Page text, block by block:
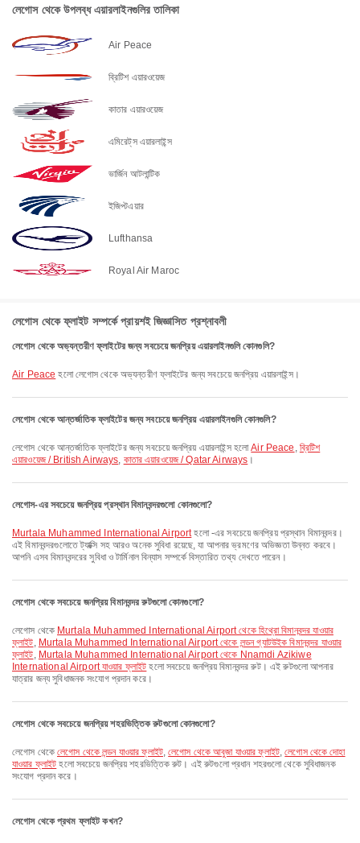
লেগোস থেকে উপলব্ধ এয়ারলাইনগুলির তালিকা
Air Peace
ব্রিটিশ এয়ারওয়েজ
কাতার এয়ারওয়েজ
এমিরেট্‌স এয়ারলাইন্স
ভার্জিন আটলান্টিক
ইজিপ্টএয়ার
Lufthansa
Royal Air Maroc
লেগোস থেকে ফ্লাইট সম্পর্কে প্রায়শই জিজ্ঞাসিত প্রশ্নাবলী
লেগোস থেকে অভ্যন্তরীণ ফ্লাইটের জন্য সবচেয়ে জনপ্রিয় এয়ারলাইনগুলি কোনগুলি?
Air Peace হলো লেগোস থেকে অভ্যন্তরীণ ফ্লাইটের জন্য সবচেয়ে জনপ্রিয় এয়ারলাইন্স।
লেগোস থেকে আন্তর্জাতিক ফ্লাইটের জন্য সবচেয়ে জনপ্রিয় এয়ারলাইনগুলি কোনগুলি?
লেগোস থেকে আন্তর্জাতিক ফ্লাইটের জন্য সবচেয়ে জনপ্রিয় এয়ারলাইন্স হলোAir Peace , ব্রিটিশ
এয়ারওয়েজ / British Airways, কাতার এয়ারওয়েজ / Qatar Airways ।
লেগোস-এর সবচেয়ে জনপ্রিয় প্রস্থান বিমানবন্দরগুলো কোনগুলো?
Murtala Muhammed International Airportহলো -এর সবচেয়ে জনপ্রিয় প্রস্থান বিমানবন্দর।
এই বিমানবন্দরগুলোতে ট্যাক্সি সহ আরও অনেক সুবিধা রয়েছে, যা আপনার ভ্রমণের অভিজ্ঞতা উন্নত করবে।
আপনি এসব বিমানবন্দরের সুবিধা ও টার্মিনাল বিন্যাস সম্পর্কে বিস্তারিত তথ্য দেখতে পারেন।
লেগোস থেকে সবচেয়ে জনপ্রিয় বিমানবন্দর রুটগুলো কোনগুলো?
লেগোস থেকে Murtala Muhammed International Airport থেকে হিথ্রো বিমানবন্দর যাওয়ার
ফ্লাইট, Murtala Muhammed International Airport থেকে লন্ডন গ্যাটউইক বিমানবন্দর যাওয়ার
ফ্লাইট, Murtala Muhammed International Airport থেকে Nnamdi Azikiwe
International Airport যাওয়ার ফ্লাইট হলো সবচেয়ে জনপ্রিয় বিমানবন্দর রুট। এই রুটগুলো আপনার
যাত্রার জন্য সুবিধাজনক সংযোগ প্রদান করে।
লেগোস থেকে সবচেয়ে জনপ্রিয় শহরভিত্তিক রুটগুলো কোনগুলো?
লেগোস থেকে লেগোস থেকে লন্ডন যাওয়ার ফ্লাইট,লেগোস থেকে আবুজা যাওয়ার ফ্লাইট,লেগোস থেকে দোহা
যাওয়ার ফ্লাইট হলো সবচেয়ে জনপ্রিয় শহরভিত্তিক রুট। এই রুটগুলো প্রধান শহরগুলো থেকে সুবিধাজনক
সংযোগ প্রদান করে।
লেগোস থেকে প্রথম ফ্লাইট কখন?